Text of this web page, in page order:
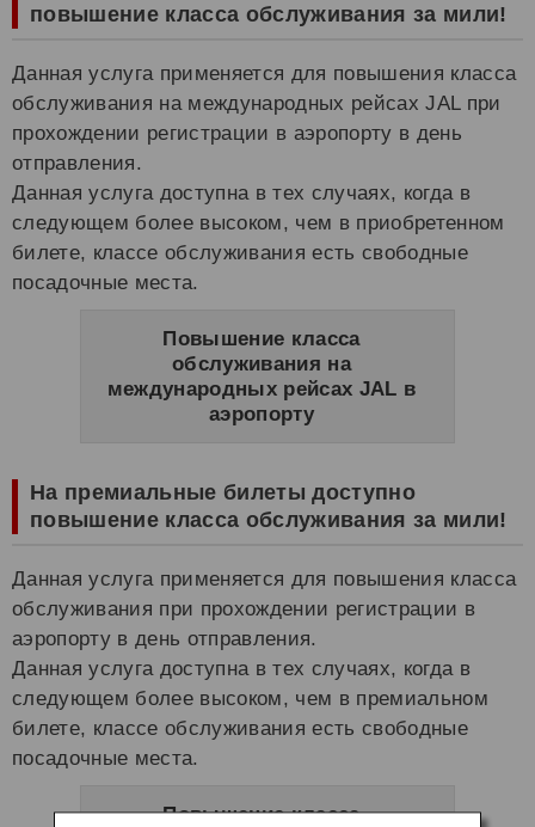
повышение класса обслуживания за мили!
Данная услуга применяется для повышения класса
обслуживания на международных рейсах JAL при
прохождении регистрации в аэропорту в день
отправления.
Данная услуга доступна в тех случаях, когда в
следующем более высоком, чем в приобретенном
билете, классе обслуживания есть свободные
посадочные места.
Повышение класса
обслуживания на
международных рейсах JAL в
аэропорту
На премиальные билеты доступно
повышение класса обслуживания за мили!
Данная услуга применяется для повышения класса
обслуживания при прохождении регистрации в
аэропорту в день отправления.
Данная услуга доступна в тех случаях, когда в
следующем более высоком, чем в премиальном
билете, классе обслуживания есть свободные
посадочные места.
Повышение класса